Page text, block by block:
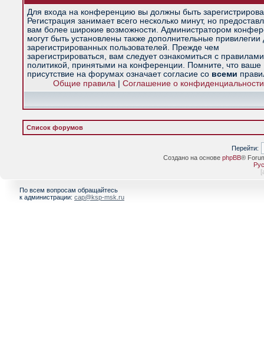
Для входа на конференцию вы должны быть
Регистрация занимает всего несколько минут, но
вам более широкие возможности. Администратором
могут быть установлены также дополнительные привилегии
зарегистрированных пользователей. Прежде чем
зарегистрироваться, вам следует ознакомиться с
политикой, принятыми на конференции. Помните, что ваше
присутствие на форумах означает согласие со всеми
Общие правила| Соглашение о конфиденциальности
Список форумов
Перейти:
Создано на основе phpBB®
[
По всем вопросам обращайтесь
к администрации: cap@ksp-msk.ru